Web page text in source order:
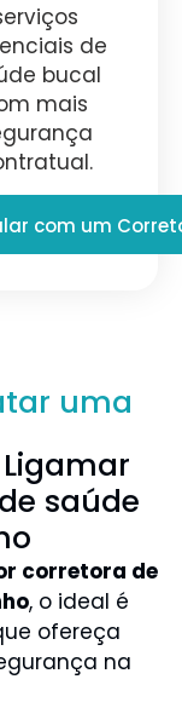
de
bucal
mais
com um
uma
saúde
corretora de
, o ideal é
ofereça
na